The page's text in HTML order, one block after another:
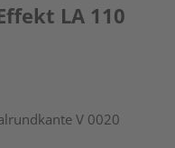
LA 110
V 0020